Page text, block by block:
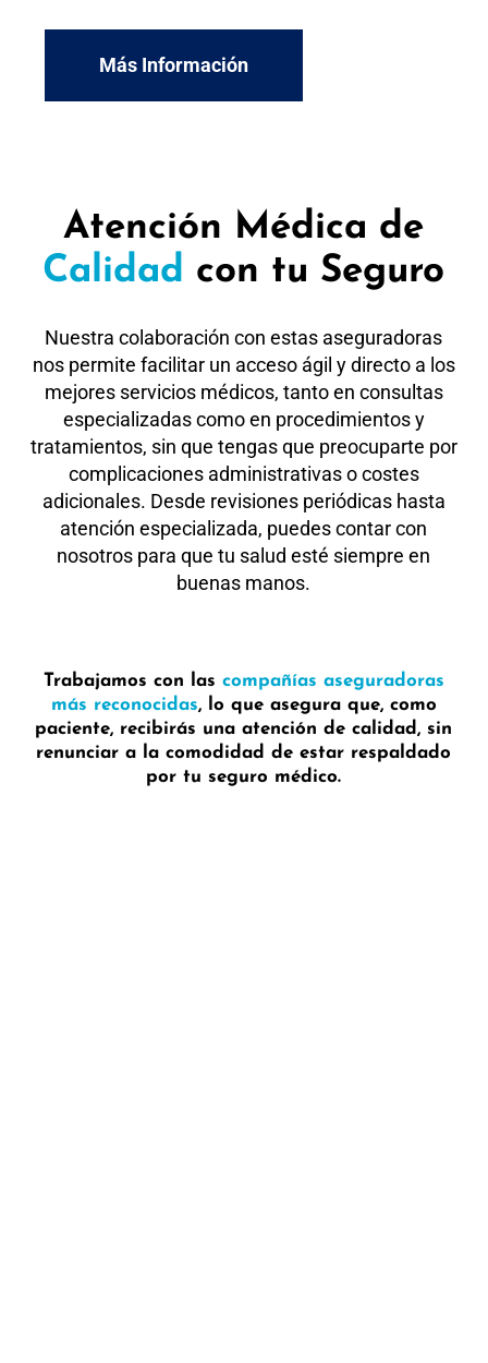
Más Información
Atención Médica de
Calidad con tu Seguro
Nuestra colaboración con estas aseguradoras
nos permite facilitar un acceso ágil y directo a los
mejores servicios médicos, tanto en consultas
especializadas como en procedimientos y
tratamientos, sin que tengas que preocuparte por
complicaciones administrativas o costes
adicionales. Desde revisiones periódicas hasta
atención especializada, puedes contar con
nosotros para que tu salud esté siempre en
buenas manos.
Trabajamos con las compañías aseguradoras
más reconocidas, lo que asegura que, como
paciente, recibirás una atención de calidad, sin
renunciar a la comodidad de estar respaldado
por tu seguro médico.